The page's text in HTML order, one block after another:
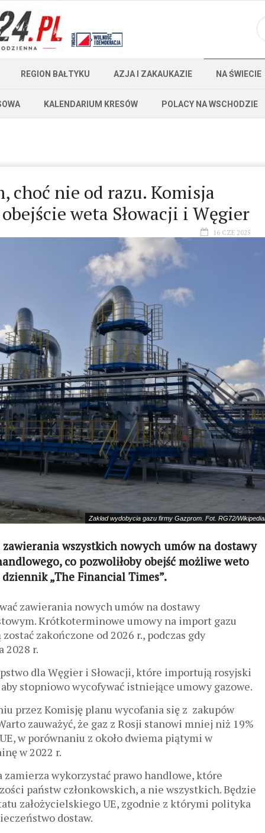
REGION BAŁTYKU AZJA I ZAKAUKAZIE NA ŚWIECIE
KALENDARIUM KRESÓW POLACY NA WSCHODZIE
choć nie od razu. Komisja
weta Słowacji i Węgier
16 CZE 2025
Zakład wydobycia gazu firmy Gazprom. Fot. RG72/
wszystkich nowych umów na dostawy
co pozwoliłoby obejść możliwe weto
„The Financial Times”.
zawierania nowych umów na dostawy
Krótkoterminowe umowy na import gazu
zakończone od 2026 r., podczas gdy
2028 r.
dla Węgier i Słowacji, które importują rosyjski
stopniowo wycofywać istniejące umowy gazowe.
przez Komisję planu wycofania się z zakupów
zauważyć, że gaz z Rosji stanowi mniej niż 19%
w porównaniu z około dwiema piątymi w
w 2022 r.
wykorzystać prawo handlowe, które
państw członkowskich, a nie wszystkich. Będzie
założycielskiego UE, zgodnie z którymi polityka
dostaw.